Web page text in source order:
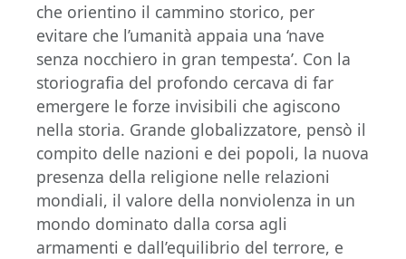
che orientino il cammino storico, per
evitare che l’umanità appaia una ‘nave
senza nocchiero in gran tempesta’. Con la
storiografia del profondo cercava di far
emergere le forze invisibili che agiscono
nella storia. Grande globalizzatore, pensò il
compito delle nazioni e dei popoli, la nuova
presenza della religione nelle relazioni
mondiali, il valore della nonviolenza in un
mondo dominato dalla corsa agli
armamenti e dall’equilibrio del terrore, e